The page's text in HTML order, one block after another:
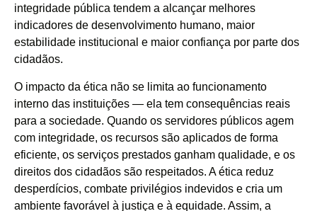
integridade pública tendem a alcançar melhores
indicadores de desenvolvimento humano, maior
estabilidade institucional e maior confiança por parte dos
cidadãos.
O impacto da ética não se limita ao funcionamento
interno das instituições — ela tem consequências reais
para a sociedade. Quando os servidores públicos agem
com integridade, os recursos são aplicados de forma
eficiente, os serviços prestados ganham qualidade, e os
direitos dos cidadãos são respeitados. A ética reduz
desperdícios, combate privilégios indevidos e cria um
ambiente favorável à justiça e à equidade. Assim, a